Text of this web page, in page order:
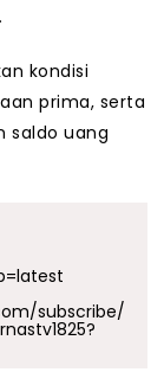
kondisi
prima, serta
saldo uang
subscribe/